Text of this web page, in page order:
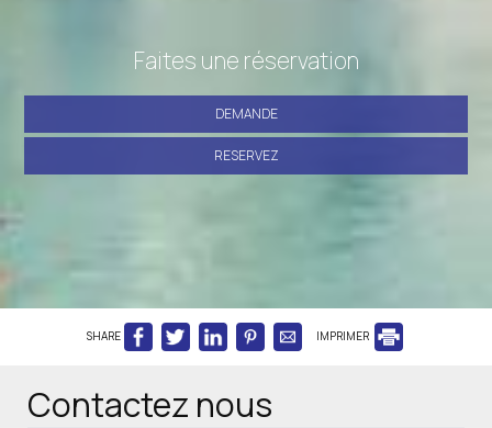
Faites une réservation
DEMANDE
RESERVEZ
SHARE IMPRIMER
Contactez nous